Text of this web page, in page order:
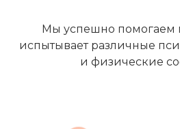
Мы успешно помогаем
испытывает различные
и физические